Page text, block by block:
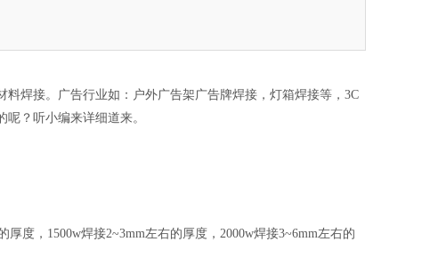
焊接。广告行业如：户外广告架广告牌焊接，灯箱焊接等，3C
呢？听小编来详细道来。
度，1500w焊接2~3mm左右的厚度，2000w焊接3~6mm左右的